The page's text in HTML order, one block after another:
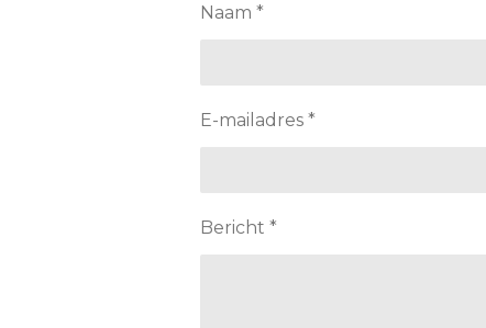
Naam *
E-mailadres *
Bericht *